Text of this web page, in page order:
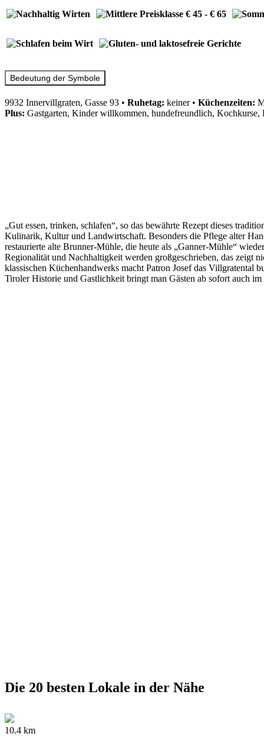
Bedeutung der Symbole
9932 Innervillgraten, Gasse 93 • Ruhetag: keiner• Küchenzeiten:
Plus: Gastgarten, Kinder willkommen, hundefreundlich,
„Gut essen, trinken, schlafen“, so das bewährte Rezept dieses
Kulinarik, Kultur und Landwirtschaft. Besonders die Pflege alter
restaurierte alte Brunner-Mühle, die heute als „Ganner-Mühle“
Regionalität und Nachhaltigkeit werden großgeschrieben, das zeigt
klassischen Küchenhandwerks macht Patron Josef das
Tiroler Historie und Gastlichkeit bringt man Gästen ab sofort auch
Die 20 besten Lokale in der Nähe
10.4 km